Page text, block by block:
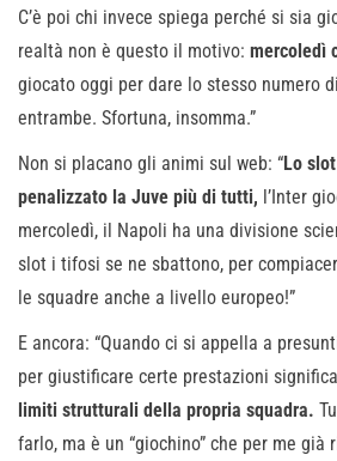
C’è poi chi invece spiega perché si sia
realtà non è questo il motivo: mercoledì
giocato oggi per dare lo stesso numero
entrambe. Sfortuna, insomma.”
Non si placano gli animi sul web: “Lo
penalizzato la Juve più di tutti, l’Inter
mercoledì, il Napoli ha una divisione
slot i tifosi se ne sbattono, per
le squadre anche a livello europeo!”
E ancora: “Quando ci si appella a
per giustificare certe prestazioni
limiti strutturali della propria squadra.
farlo, ma è un “giochino” che per me già